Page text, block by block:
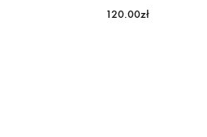
120.00zł